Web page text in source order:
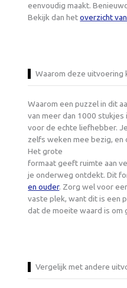
eenvoudig maakt.
Bekijk dan hetoverzicht
Waarom deze uitvoering
Waarom een puzzel in dit
van meer dan 1000 stukjes
voor de echte liefhebber.
zelfs weken mee bezig, en
Het grote
formaat geeft ruimte aan
je onderweg ontdekt. Dit
en ouder. Zorg wel voor
vaste plek, want dit is een
dat de moeite waard is om
Vergelijk met andere